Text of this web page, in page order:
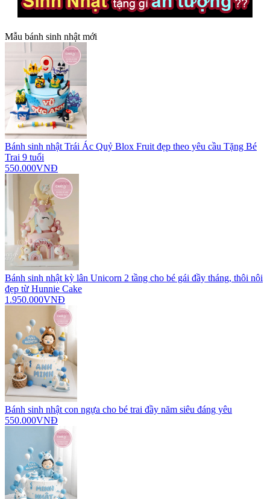
Mẫu bánh sinh nhật mới
Bánh sinh nhật Trái Ác Quỷ Blox Fruit đẹp theo yêu cầu Tặng Bé
Trai 9 tuổi
550.000VNĐ
Bánh sinh nhật kỳ lân Unicorn 2 tầng cho bé gái đầy tháng, thôi nôi
đẹp từ Hunnie Cake
1.950.000VNĐ
Bánh sinh nhật con ngựa cho bé trai đầy năm siêu đáng yêu
550.000VNĐ